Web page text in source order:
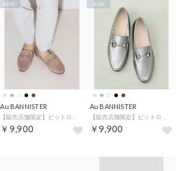
Au BANNISTER
￥9,900
NEW
Au BANNISTER
￥9,900
NEW